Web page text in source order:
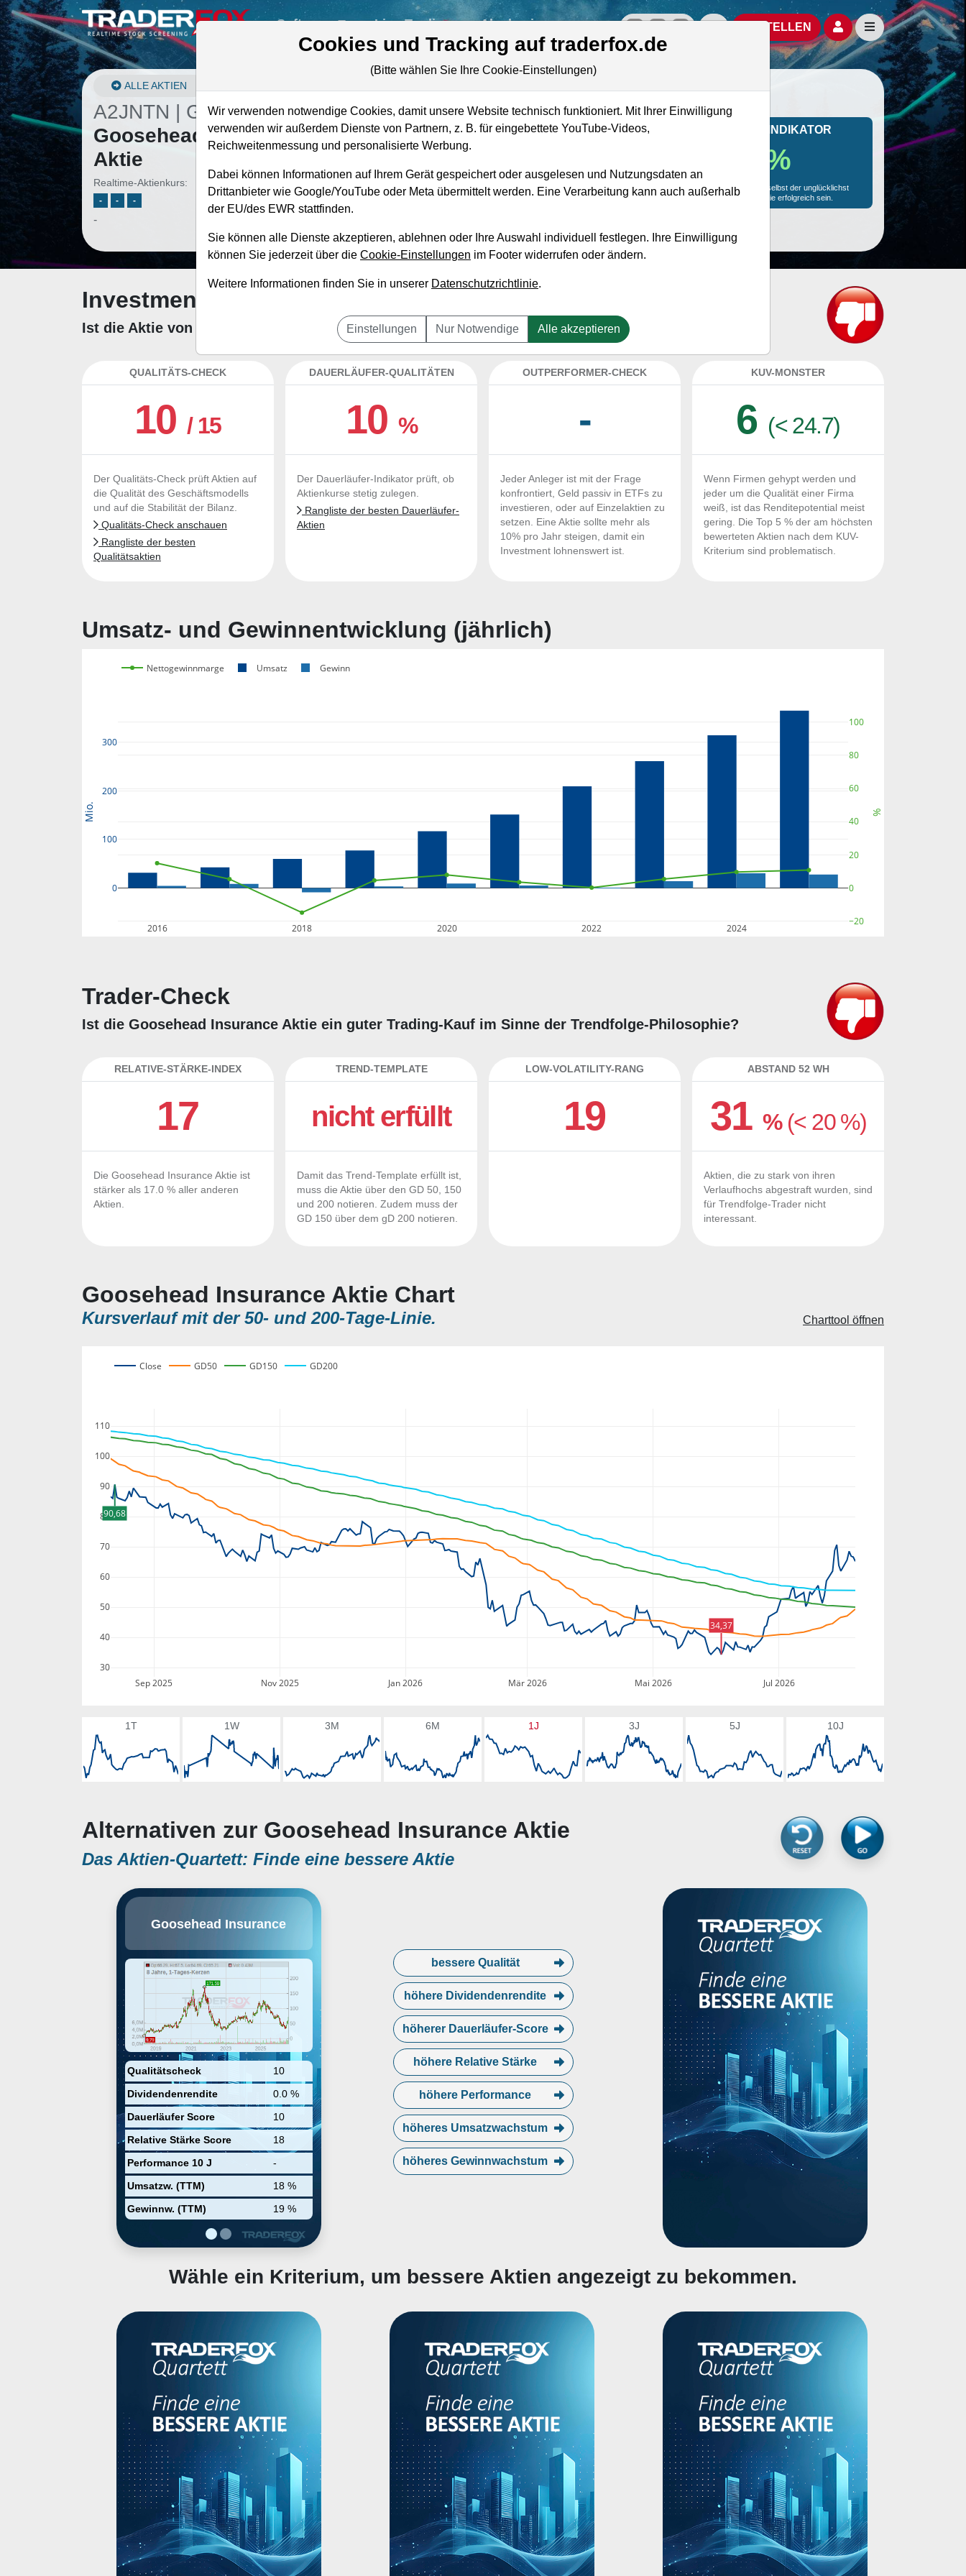
Software Live-Trading Akademie offizielle Social Media-AccountsAktien- und Artikelsuche öffnen
BESTELLEN Seitennavigation
ALLE AKTIEN
A2JNTN | GSHD–
Goosehead Insurance
Aktie
Realtime-Aktienkurs:
- - -
-
Marktkapitalisierung 2,32 Mrd. USD
Umsatz 365,30 Mio. USD
MONKEY-TRADER INDIKATOR
18.7 %
Mit 18.7 % Wahrscheinlichkeit wird selbst der unglücklichst
agierende Trader mit dieser Aktie erfolgreich sein.
Investment-Check: Kaufempfehlung?
Ist die Aktie von Goosehead Insurance zum Kaufen und Liegenlassen geeignet?
QUALITÄTS-CHECK
10/ 15
Der Qualitäts-Check prüft Aktien auf
die Qualität des Geschäftsmodells
und auf die Stabilität der Bilanz.
Qualitäts-Check anschauen
Rangliste der besten
Qualitätsaktien
DAUERLÄUFER-QUALITÄTEN
10 %
Der Dauerläufer-Indikator prüft, ob
Aktienkurse stetig zulegen.
Rangliste der besten Dauerläufer-
Aktien
OUTPERFORMER-CHECK
-
Jeder Anleger ist mit der Frage
konfrontiert, Geld passiv in ETFs zu
investieren, oder auf Einzelaktien zu
setzen. Eine Aktie sollte mehr als
10% pro Jahr steigen, damit ein
Investment lohnenswert ist.
KUV-MONSTER
6 (< 24.7)
Wenn Firmen gehypt werden und
jeder um die Qualität einer Firma
weiß, ist das Renditepotential meist
gering. Die Top 5 % der am höchsten
bewerteten Aktien nach dem KUV-
Kriterium sind problematisch.
Umsatz- und Gewinnentwicklung (jährlich)
2016 2018 2020 2022 2024
0
100
200
300
−20
0
20
40
60
80
100
Nettogewinnmarge Umsatz Gewinn
Mio. %
Trader-Check
Ist die Goosehead Insurance Aktie ein guter Trading-Kauf im Sinne der Trendfolge-Philosophie?
RELATIVE-STÄRKE-INDEX
17
Die Goosehead Insurance Aktie ist
stärker als 17.0 % aller anderen
Aktien.
TREND-TEMPLATE
nicht erfüllt
Damit das Trend-Template erfüllt ist,
muss die Aktie über den GD 50, 150
und 200 notieren. Zudem muss der
GD 150 über dem gD 200 notieren.
LOW-VOLATILITY-RANG
19
ABSTAND 52 WH
31% (< 20 %)
Aktien, die zu stark von ihren
Verlaufhochs abgestraft wurden, sind
für Trendfolge-Trader nicht
interessant.
Goosehead Insurance Aktie Chart
Kursverlauf mit der 50- und 200-Tage-Linie. Charttool öffnen
Sep 2025 Nov 2025 Jan 2026 Mär 2026 Mai 2026 Jul 2026
30
40
50
60
70
80
90
100
110
Close GD50 GD150 GD200
90,68
34,37
1T 1W 3M 6M 1J 3J 5J 10J
Alternativen zur Goosehead Insurance Aktie
Das Aktien-Quartett: Finde eine bessere Aktie
Goosehead Insurance
Qualitätscheck
10
Dividendenrendite
0.0 %
Dauerläufer Score
10
Relative Stärke Score
18
Performance 10 J
-
Umsatzw. (TTM)
18 %
Gewinnw. (TTM)
19 %
holding company, which engages
personal lines of insurance. The
company was founded by Robyn
Jones and Mark E. Jones in 2003
and is headquartered in Westlake,
TX.
bessere Qualität
höhere Dividendenrendite
höherer Dauerläufer-Score
höhere Relative Stärke
höhere Performance
höheres Umsatzwachstum
höheres Gewinnwachstum
Wähle ein Kriterium, um bessere Aktien angezeigt zu bekommen.
Cookies und Tracking auf traderfox.de
(Bitte wählen Sie Ihre Cookie-Einstellungen)
Wir verwenden notwendige Cookies, damit unsere Website technisch funktioniert. Mit Ihrer Einwilligung
verwenden wir außerdem Dienste von Partnern, z. B. für eingebettete YouTube-Videos,
Reichweitenmessung und personalisierte Werbung.
Dabei können Informationen auf Ihrem Gerät gespeichert oder ausgelesen und Nutzungsdaten an
Drittanbieter wie Google/YouTube oder Meta übermittelt werden. Eine Verarbeitung kann auch außerhalb
der EU/des EWR stattfinden.
Sie können alle Dienste akzeptieren, ablehnen oder Ihre Auswahl individuell festlegen. Ihre Einwilligung
können Sie jederzeit über die Cookie-Einstellungen im Footer widerrufen oder ändern.
Weitere Informationen finden Sie in unserer Datenschutzrichtlinie.
Einstellungen Nur Notwendige Alle akzeptieren